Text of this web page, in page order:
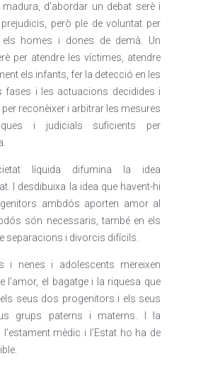
d’abordar un debat serè i
prejudicis, però ple de voluntat per
els homes i dones de demà. Un
per atendre les víctimes, atendre
els infants, fer la detecció en les
fases i les actuacions decidides i
reconèixer i arbitrar les mesures
i judicials suficients per
líquida difumina la idea
I desdibuixa la idea que havent-hi
ambdós aporten amor al
són necessaris, també en els
separacions i divorcis difícils.
i nenes i adolescents mereixen
l’amor, el bagatge i la riquesa que
seus dos progenitors i els seus
grups paterns i materns. I la
l’estament mèdic i l’Estat ho ha de